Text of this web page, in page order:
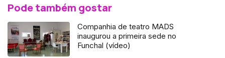
Pode também gostar
Companhia de teatro MADS
inaugurou a primeira sede no
Funchal (vídeo)